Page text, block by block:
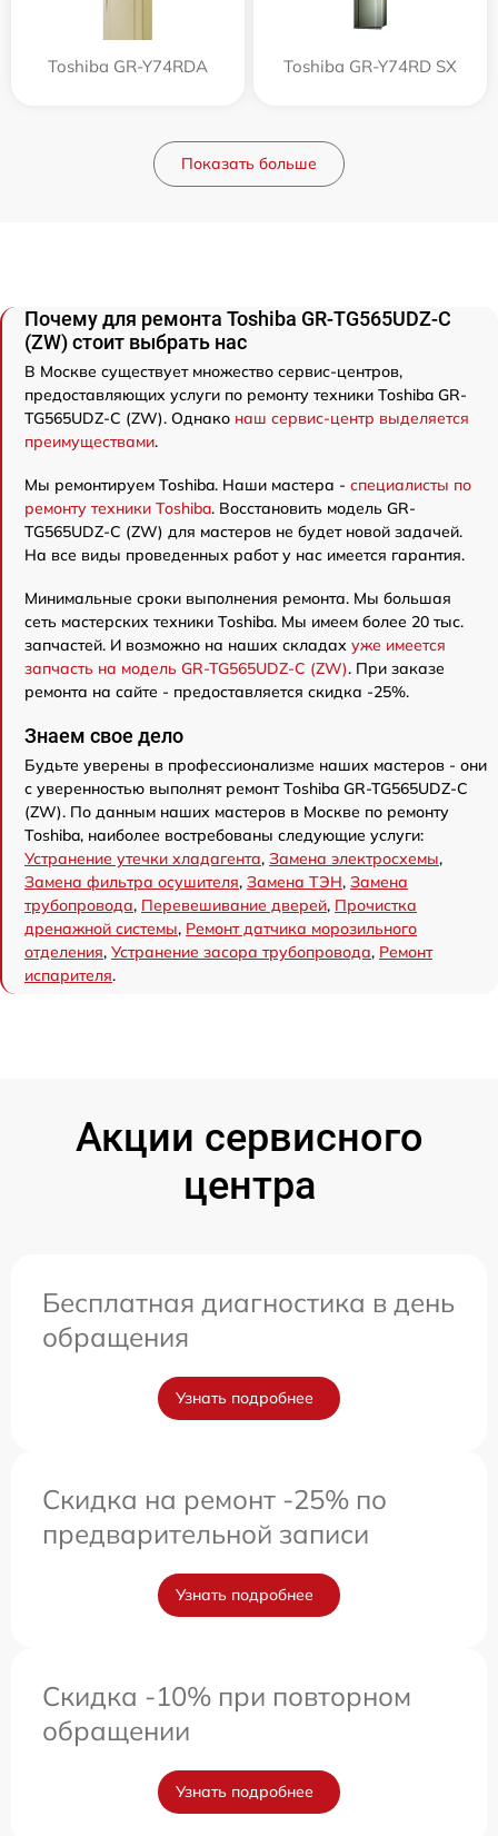
Toshiba GR-Y74RDA Toshiba GR-Y74RD SX
Показать больше
Почему для ремонта Toshiba GR-TG565UDZ-C
(ZW) стоит выбрать нас
В Москве существует множество сервис-центров,
предоставляющих услуги по ремонту техники Toshiba GR-
TG565UDZ-C (ZW). Однако наш сервис-центр выделяется
преимуществами.
Мы ремонтируем Toshiba. Наши мастера - специалисты по
ремонту техники Toshiba. Восстановить модель GR-
TG565UDZ-C (ZW) для мастеров не будет новой задачей.
На все виды проведенных работ у нас имеется гарантия.
Минимальные сроки выполнения ремонта. Мы большая
сеть мастерских техники Toshiba. Мы имеем более 20 тыс.
запчастей. И возможно на наших складах уже имеется
запчасть на модель GR-TG565UDZ-C (ZW). При заказе
ремонта на сайте - предоставляется скидка -25%.
Знаем свое дело
Будьте уверены в профессионализме наших мастеров - они
с уверенностью выполнят ремонт Toshiba GR-TG565UDZ-C
(ZW). По данным наших мастеров в Москве по ремонту
Toshiba, наиболее востребованы следующие услуги:
Устранение утечки хладагента, Замена электросхемы,
Замена фильтра осушителя, Замена ТЭН, Замена
трубопровода, Перевешивание дверей, Прочистка
дренажной системы, Ремонт датчика морозильного
отделения, Устранение засора трубопровода, Ремонт
испарителя.
Акции сервисного
центра
Бесплатная диагностика в день
обращения
Узнать подробнее
Скидка на ремонт -25% по
предварительной записи
Узнать подробнее
Скидка -10% при повторном
обращении
Узнать подробнее